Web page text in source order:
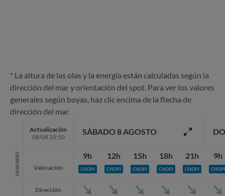
* La altura de las olas y la energía están calculadas según la
dirección del mar y orientación del spot. Para ver los valores
generales según boyas, haz clic encima de la flecha de
dirección del mar.
Actualización
08/08 20:50
HORARIO Valoración
Dirección
SÁBADO 8 AGOSTO
9h
CHOPI
12h
CHOPI
15h
CHOPI
18h
CHOPI
21h
CHOPI
9h
CHOPI